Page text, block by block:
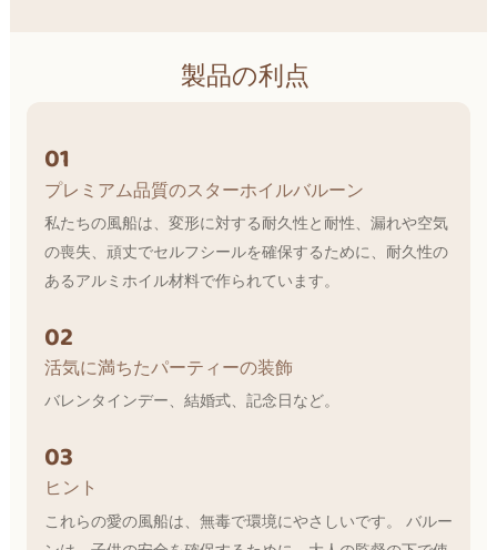
製品の利点
01
プレミアム品質のスターホイルバルーン
私たちの風船は、変形に対する耐久性と耐性、漏れや空気
の喪失、頑丈でセルフシールを確保するために、耐久性の
あるアルミホイル材料で作られています。
02
活気に満ちたパーティーの装飾
バレンタインデー、結婚式、記念日など。
03
ヒント
これらの愛の風船は、無毒で環境にやさしいです。 バルー